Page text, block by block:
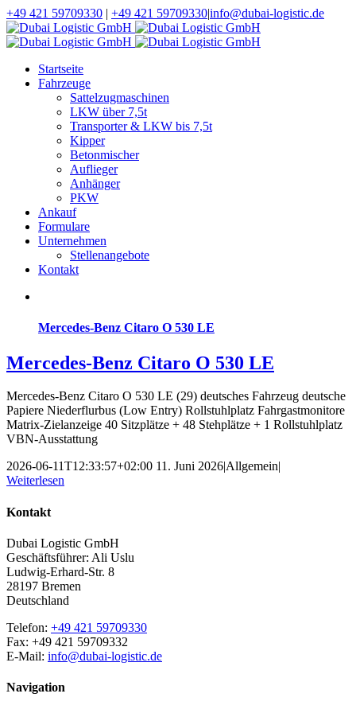
+49 421 59709330 | +49 421 59709330|info@dubai-logistic.de
Startseite
Fahrzeuge
Sattelzugmaschinen
LKW über 7,5t
Transporter & LKW bis 7,5t
Kipper
Betonmischer
Auflieger
Anhänger
PKW
Ankauf
Formulare
Unternehmen
Stellenangebote
Kontakt
Mercedes-Benz Citaro O 530 LE
Mercedes-Benz Citaro O 530 LE
Mercedes-Benz Citaro O 530 LE (29) deutsches Fahrzeug deutsche
Papiere Niederflurbus (Low Entry) Rollstuhlplatz Fahrgastmonitore
Matrix-Zielanzeige 40 Sitzplätze + 48 Stehplätze + 1 Rollstuhlplatz
VBN-Ausstattung
2026-06-11T12:33:57+02:00 11. Juni 2026|Allgemein|
Weiterlesen
Kontakt
Dubai Logistic GmbH
Geschäftsführer: Ali Uslu
Ludwig-Erhard-Str. 8
28197 Bremen
Deutschland
Telefon: +49 421 59709330
Fax: +49 421 59709332
E-Mail: info@dubai-logistic.de
Navigation